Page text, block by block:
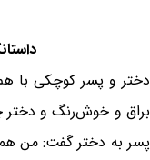
داستانک ۱۰ - تیله
دختر و پسر کوچکی با
براق و خوش‌رنگ و دختر
پسر به دختر گفت: من